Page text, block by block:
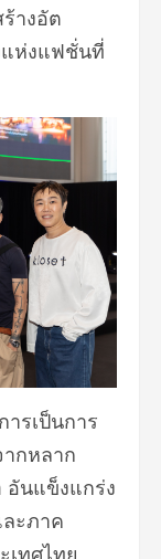
างอัต
แห่งแฟชั่นที่
ารเป็นการ
กหลาก
อันแข็งแกร่ง
ะภาค